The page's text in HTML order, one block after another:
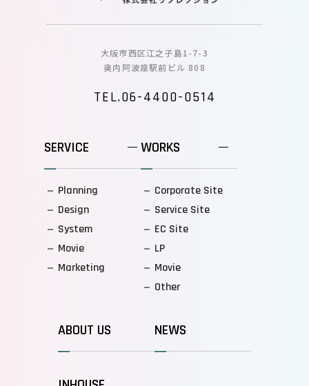
大阪市西区江之子島1-7-3
奥内阿波座駅前ビル 808
TEL.06-4400-0514
SERVICE
Planning
Design
System
Movie
Marketing
WORKS
Corporate Site
Service Site
EC Site
LP
Movie
Other
ABOUT US NEWS